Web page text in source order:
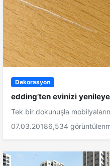
Dekorasyon
edding’ten evinizi
Tek bir dokunuşla
07.03.20186,534